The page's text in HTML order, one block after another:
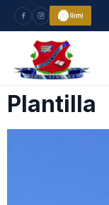
Plantilla